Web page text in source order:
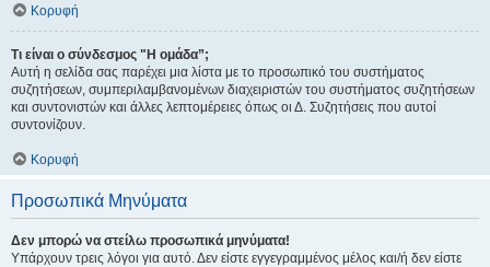
Κορυφή
Τι είναι ο σύνδεσμος "Η ομάδα”;
Αυτή η σελίδα σας παρέχει μια λίστα με το προσωπικό του συστήματος
συζητήσεων, συμπεριλαμβανομένων διαχειριστών του συστήματος συζητήσεων
και συντονιστών και άλλες λεπτομέρειες όπως οι Δ. Συζητήσεις που αυτοί
συντονίζουν.
Κορυφή
Προσωπικά Μηνύματα
Δεν μπορώ να στείλω προσωπικά μηνύματα!
Υπάρχουν τρεις λόγοι για αυτό. Δεν είστε εγγεγραμμένος μέλος και/ή δεν είστε